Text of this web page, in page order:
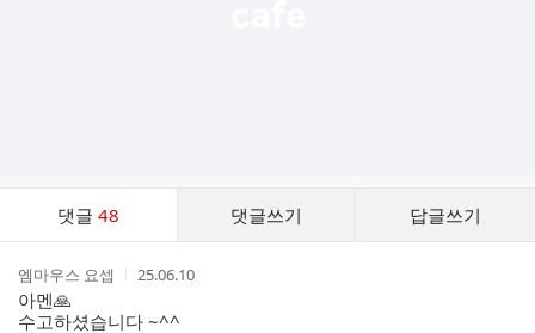
댓글48 댓글쓰기 답글쓰기
작
성
자
엠마우스 요셉
작
시
25.06.10
아멘🙏
수고하셨습니다 ~^^